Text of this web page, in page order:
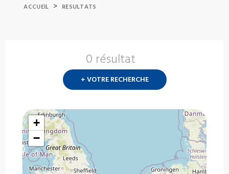
ACCUEIL > RESULTATS
0 résultat
+ VOTRE RECHERCHE
+
−